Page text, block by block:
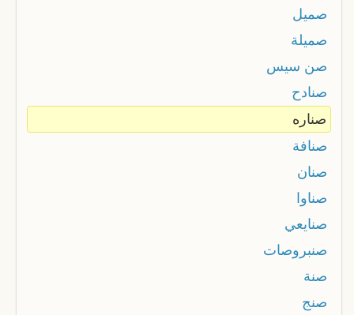
صميل
صميلة
صن سيس
صنادح
صناره
صنافة
صنان
صناوا
صنايعي
صنبروصات
صنة
صنج